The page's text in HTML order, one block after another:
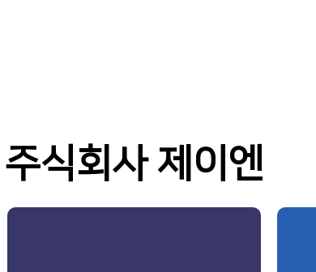
주식회사 제이엔